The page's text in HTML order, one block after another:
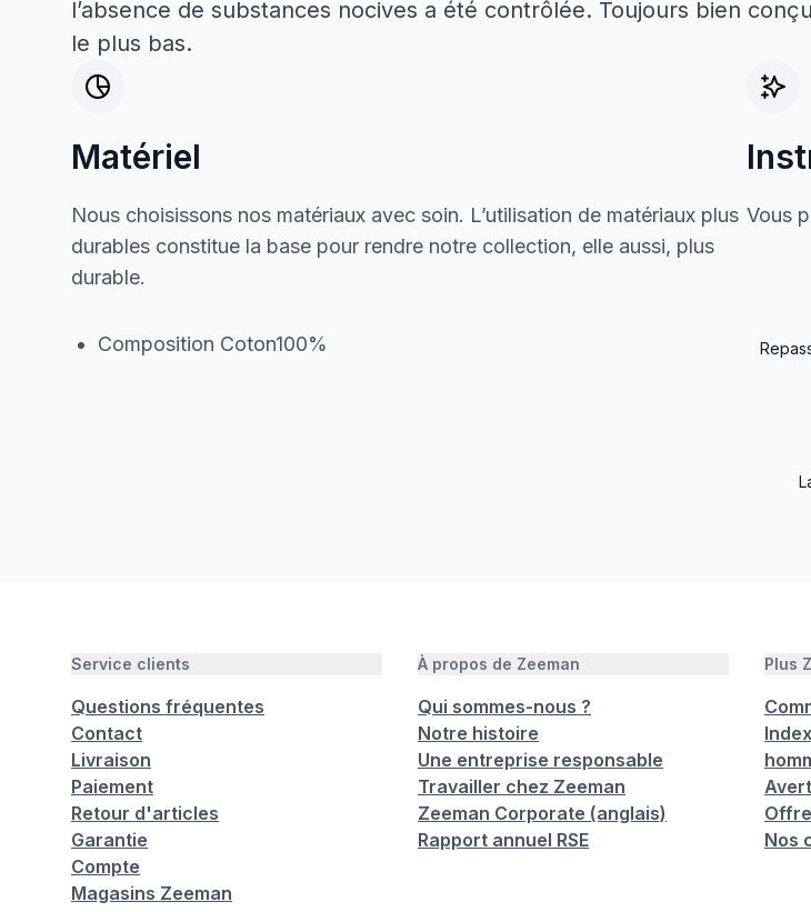
l’absence de substances nocives a été contrôlée. Toujours bien
le plus bas.
Matériel
Nous choisissons nos matériaux avec soin. L’utilisation de matériaux plus
durables constitue la base pour rendre notre collection, elle aussi, plus
durable.
Composition Coton100%
Vous
Service clients
Questions fréquentes
Contact
Livraison
Paiement
Retour d'articles
Garantie
Compte
Magasins Zeeman
À propos de Zeeman
Qui sommes-nous ?
Notre histoire
Une entreprise responsable
Travailler chez Zeeman
Zeeman Corporate (anglais)
Rapport annuel RSE
Plus
Nos